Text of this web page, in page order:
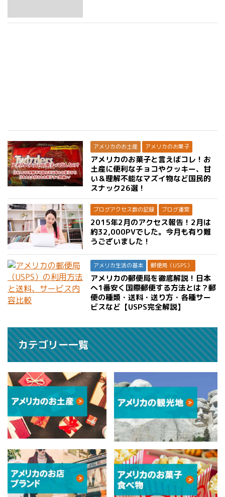
アメリカのお土産 アメリカのお菓子
アメリカのお菓子と言えばコレ！お
土産に便利なチョコやクッキー、甘
い＆理解不能なマズイ物など国民的
スナック26選！
ブログアクセス数の記録 ブログ運営
2015年2月のアクセス報告！2月は
約32,000PVでした。今月も有り難
うございました！
アメリカ生活の基本 郵便局（USPS）
アメリカの郵便局を徹底解説！日本
へ1番安く国際郵便する方法とは？郵
便の種類・送料・送り方・各種サー
ビスなど【USPS完全解説】
カテゴリー一覧